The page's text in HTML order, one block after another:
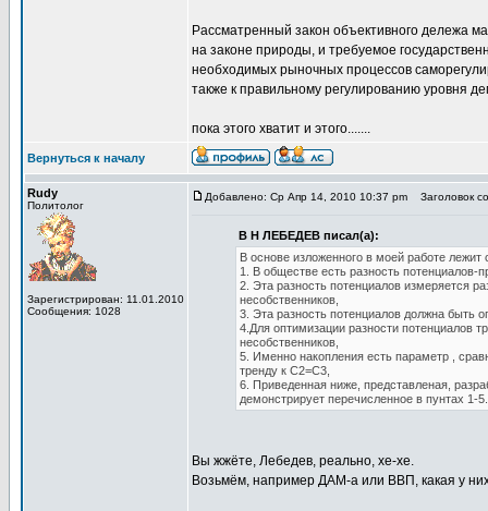
Рассматренный закон объективного дележа
на законе природы, и требуемое
необходимых рыночных процессов
также к правильному регулированию уровня
пока этого хватит и этого.......
Вернуться к началу
Rudy
Политолог
Зарегистрирован: 11.01.2010
Сообщения: 1028
Добавлено: Ср Апр 14, 2010 10:37 pm Заголовок
В Н ЛЕБЕДЕВ писал(а):
В основе изложенного в моей работе лежит
1. В обществе есть разность потенциалов-
2. Эта разность потенциалов измеряется
несобственников,
3. Эта разность потенциалов должна быть
4.Для оптимизации разности потенциалов
несобственников,
5. Именно накопления есть параметр ,
тренду к С2=С3,
6. Приведенная ниже, представленая,
демонстрирует перечисленное в пунтах 1-5.
Вы жжёте, Лебедев, реально, хе-хе.
Возьмём, например ДАМ-а или ВВП, какая у